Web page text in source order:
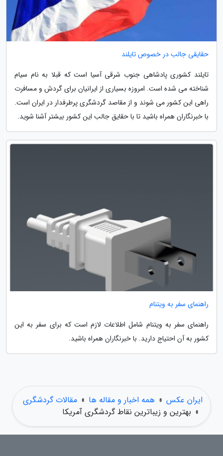
حقایقی جالب در خصوص تایلند
تایلند کشوری پادشاهی جنوب شرقی آسیا است که قبلا به نام سیام
شناخته می شده است. امروزه بسیاری از ایرانیان برای گردش و مسافرت
راهی این کشور می شوند و از مقاصد گردشگری پرطرفدار در ایران است.
با خبرنگاران همراه باشید تا با حقایق جالب این کشور بیشتر آشنا شوید.
راهنمای سفر به ویتنام
راهنمای سفر به ویتنام شامل اطلاعات لازم است که برای سفر به این
کشور به آن احتیاج دارید. با خبرنگاران همراه باشید.
ایران عکس » همه اخبار و مقاله ها » مقالات گردشگری
» بهترین و زیباترین نقاط گردشگری آمریکا